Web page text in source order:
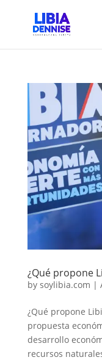
¿Qué propone
by soylibia.com |
¿Qué propone
propuesta
desarrollo
recursos